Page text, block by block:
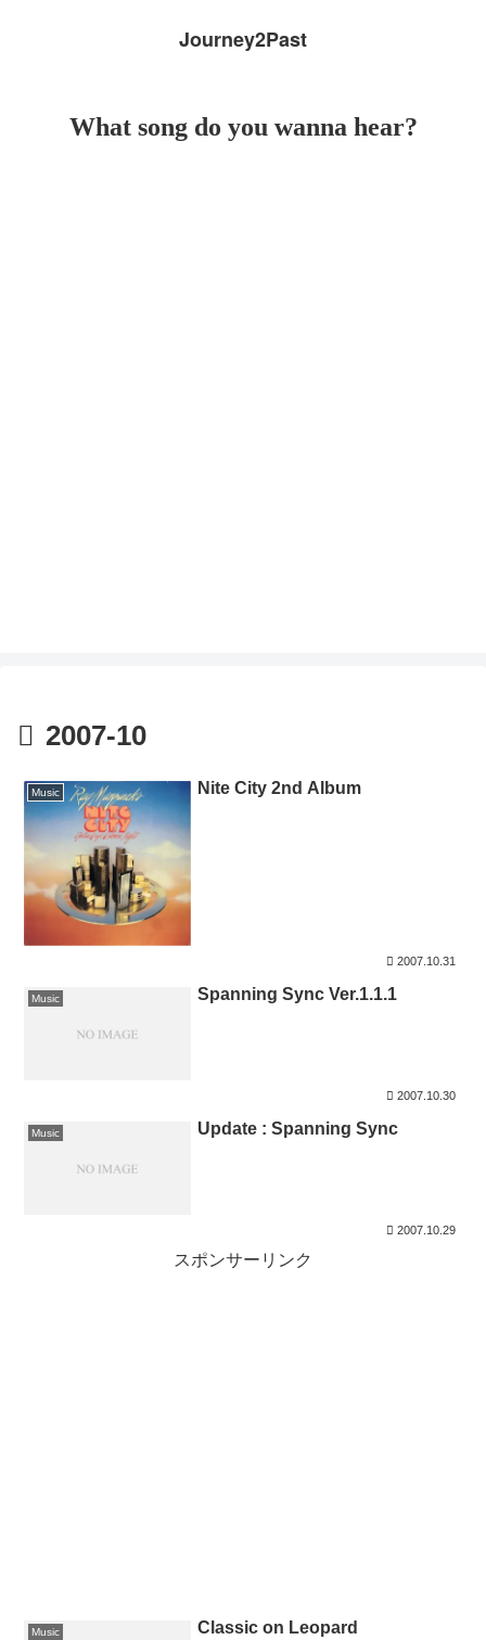
Journey2Past
What song do you wanna hear?
2007-10
Music Nite City 2nd Album
2007.10.31
Music Spanning Sync Ver.1.1.1
2007.10.30
Music Update : Spanning Sync
2007.10.29
スポンサーリンク
Music Classic on Leopard